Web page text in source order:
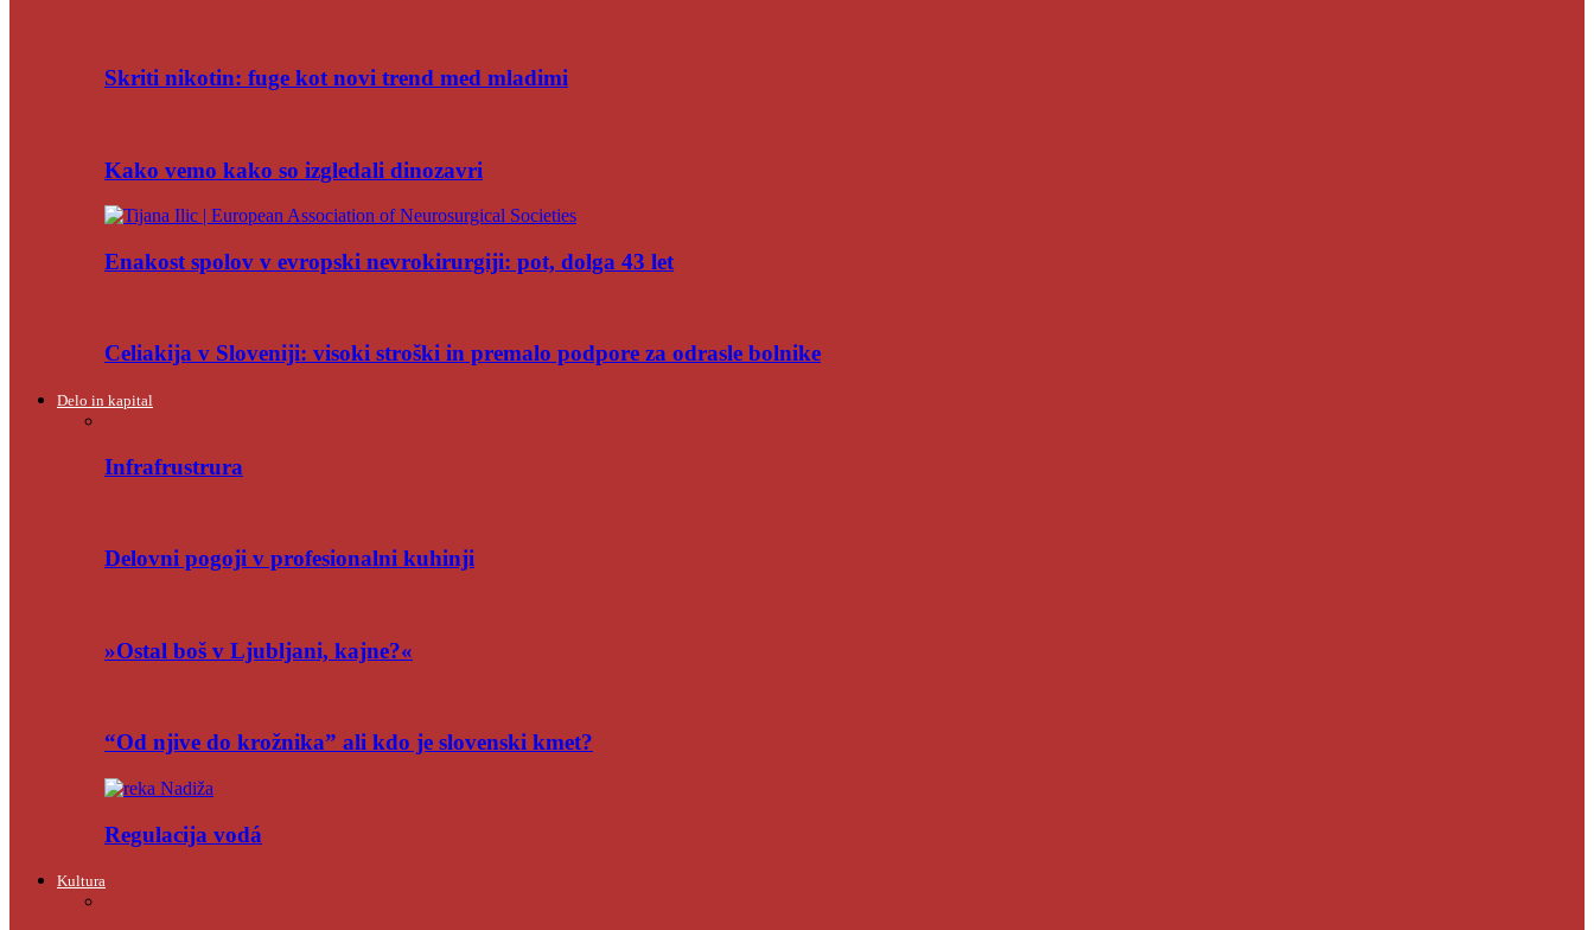
Skriti nikotin: fuge kot novi trend med mladimi
Kako vemo kako so izgledali dinozavri
Enakost spolov v evropski nevrokirurgiji: pot, dolga 43 let
Celiakija v Sloveniji: visoki stroški in premalo podpore za odrasle bolnike
Delo in kapital
Infrafrustrura
Delovni pogoji v profesionalni kuhinji
»Ostal boš v Ljubljani, kajne?«
“Od njive do krožnika” ali kdo je slovenski kmet?
Regulacija vodá
Kultura